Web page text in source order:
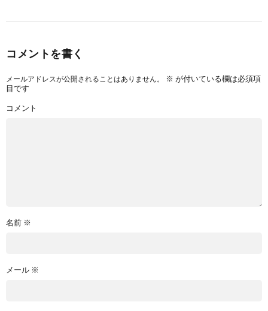
コメントを書く
メールアドレスが公開されることはありません。 ※ が付いている欄は必須項
目です
コメント
名前 ※
メール ※